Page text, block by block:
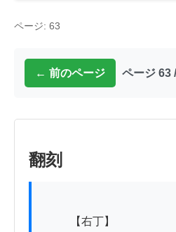
ページ: 63
← 前のページ ページ 63
翻刻